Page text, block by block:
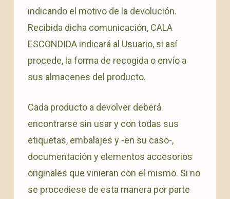
indicando el motivo de la devolución.
Recibida dicha comunicación, CALA
ESCONDIDA indicará al Usuario, si así
procede, la forma de recogida o envío a
sus almacenes del producto.
Cada producto a devolver deberá
encontrarse sin usar y con todas sus
etiquetas, embalajes y -en su caso-,
documentación y elementos accesorios
originales que vinieran con el mismo. Si no
se procediese de esta manera por parte